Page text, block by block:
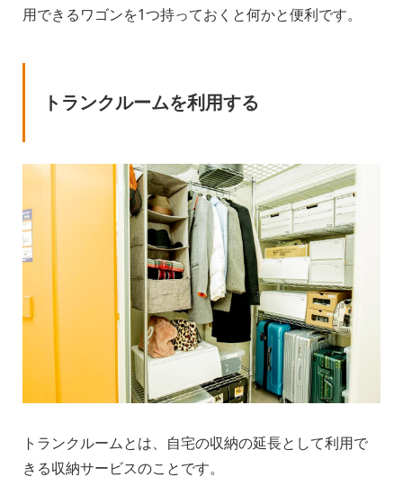
用できるワゴンを1つ持っておくと何かと便利です。
トランクルームを利用する
トランクルームとは、自宅の収納の延長として利用で
きる収納サービスのことです。